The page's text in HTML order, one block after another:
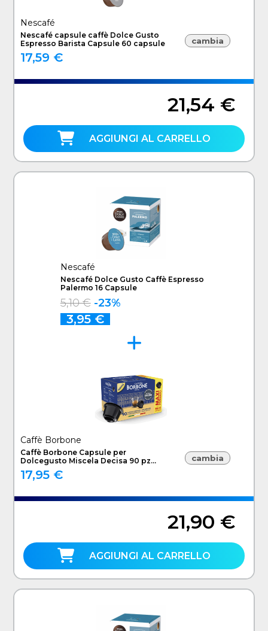
Nescafé
Nescafé capsule caffè Dolce Gusto
Espresso Barista Capsule 60 capsule
17,59 €
cambia
21,54 €
AGGIUNGI AL CARRELLO
Nescafé
Nescafé Dolce Gusto Caffè Espresso
Palermo 16 Capsule
5,10 € -23%
3,95 €
Caffè Borbone
Caffè Borbone Capsule per
Dolcegusto Miscela Decisa 90 pz
DGBREDDECISA90N
17,95 €
cambia
21,90 €
AGGIUNGI AL CARRELLO